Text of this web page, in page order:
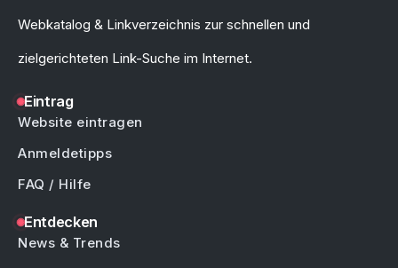
Webkatalog & Linkverzeichnis zur schnellen und
zielgerichteten Link-Suche im Internet.
Eintrag
Website eintragen
Anmeldetipps
FAQ / Hilfe
Entdecken
News & Trends